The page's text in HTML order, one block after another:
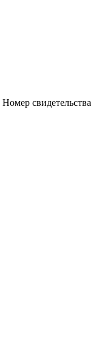
Номер свидетельства